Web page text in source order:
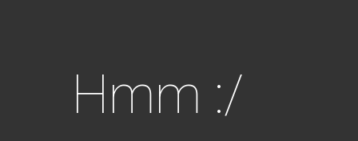
Hmm :/